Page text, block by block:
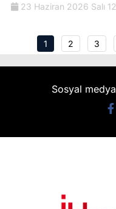
23 Haziran 2026 Salı
1 2 3
Sosyal